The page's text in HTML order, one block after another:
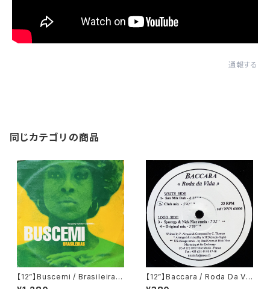
通報する
同じカテゴリの商品
【12”】Buscemi / Brasileiras
(Downsall Plastics) (DSL 0
【12”】Baccara / Roda Da Vi
da (Nice Music) (NVN 630